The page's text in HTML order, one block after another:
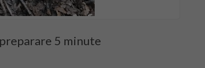
5 minute